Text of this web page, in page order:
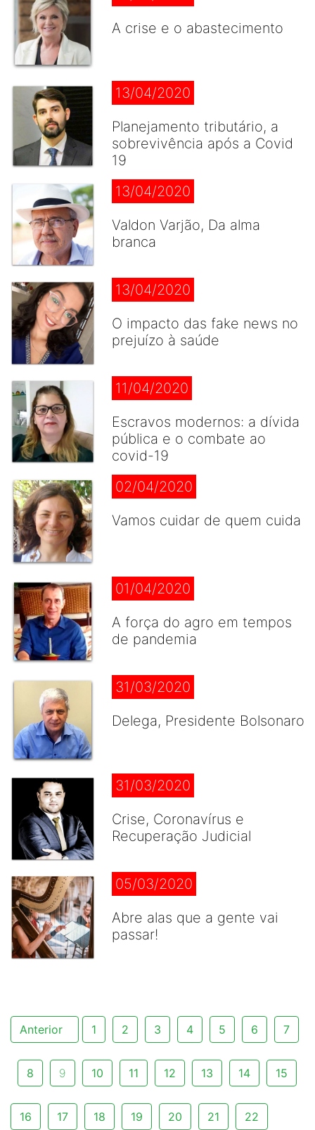
A crise e o abastecimento
13/04/2020
Planejamento tributário, a
sobrevivência após a Covid
19
13/04/2020
Valdon Varjão, Da alma
branca
13/04/2020
O impacto das fake news no
prejuízo à saúde
11/04/2020
Escravos modernos: a dívida
pública e o combate ao
covid-19
02/04/2020
Vamos cuidar de quem cuida
01/04/2020
A força do agro em tempos
de pandemia
31/03/2020
Delega, Presidente Bolsonaro
31/03/2020
Crise, Coronavírus e
Recuperação Judicial
05/03/2020
Abre alas que a gente vai
passar!
Anterior 1 2 3 4 5 6 7
8 9 10 11 12 13 14 15
16 17 18 19 20 21 22